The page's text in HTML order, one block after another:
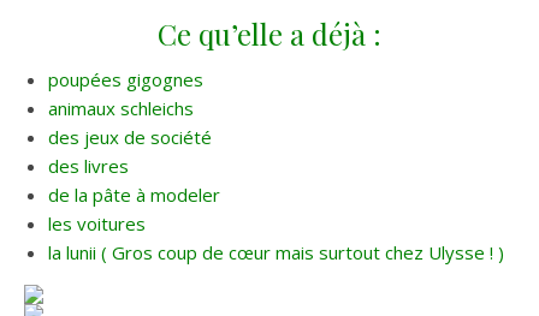
Ce qu’elle a déjà :
poupées gigognes
animaux schleichs
des jeux de société
des livres
de la pâte à modeler
les voitures
la lunii ( Gros coup de cœur mais surtout chez Ulysse ! )